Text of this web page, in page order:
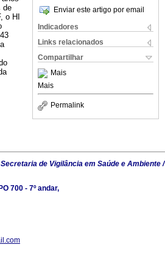
Enviar este artigo por email
Indicadores
Links relacionados
Compartilhar
Mais
Mais
Permalink
de
o HI
de Vigilância em Saúde e Ambiente /
700 - 7º andar,